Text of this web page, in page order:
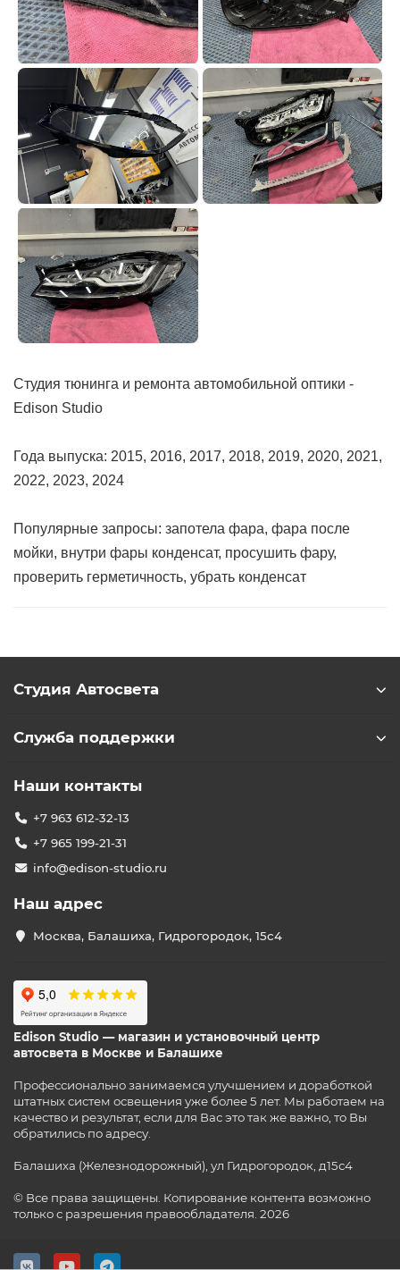
Студия тюнинга и ремонта автомобильной оптики -
Edison Studio
Года выпуска: 2015, 2016, 2017, 2018, 2019, 2020, 2021,
2022, 2023, 2024
Популярные запросы: запотела фара, фара после
мойки, внутри фары конденсат, просушить фару,
проверить герметичность, убрать конденсат
Студия Автосвета
Служба поддержки
Наши контакты
+7 963 612-32-13
+7 965 199-21-31
info@edison-studio.ru
Наш адрес
Москва, Балашиха, Гидрогородок, 15с4
Edison Studio — магазин и установочный центр
автосвета в Москве и Балашихе
Профессионально занимаемся улучшением и доработкой
штатных систем освещения уже более 5 лет. Мы работаем на
качество и результат, если для Вас это так же важно, то Вы
обратились по адресу.
Балашиха (Железнодорожный), ул Гидрогородок, д15с4
© Все права защищены. Копирование контента возможно
только с разрешения правообладателя. 2026